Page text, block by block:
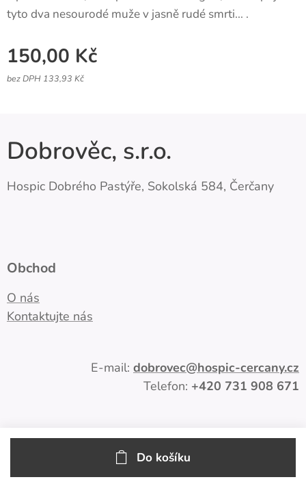
tyto dva nesourodé muže v jasně rudé smrti... .
150,00 Kč
bez DPH 133,93 Kč
Do košíku
Dobrověc, s.r.o.
Hospic Dobrého Pastýře, Sokolská 584, Čerčany
Obchod
O nás
Kontaktujte nás
E-mail: dobrovec@hospic-cercany.cz
Telefon: +420 731 908 671